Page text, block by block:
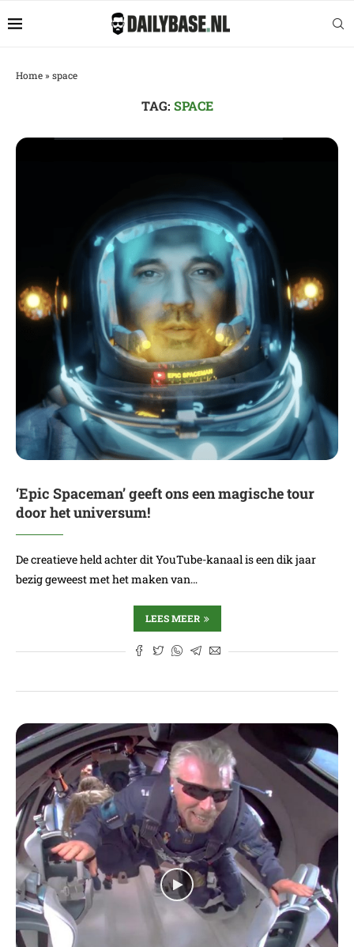
Home» space
TAG: SPACE
‘Epic Spaceman’ geeft ons een magische tour
door het universum!
De creatieve held achter dit YouTube-kanaal is een dik jaar
bezig geweest met het maken van…
LEES MEER